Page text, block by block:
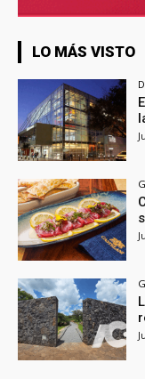
LO MÁS VISTO